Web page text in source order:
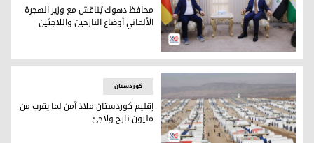
محافظ دهوك الدكتور علي تتر ووزير الهجرة الألماني يواخيم
محافظ دهوك يُناقش مع وزير الهجرة
الألماني أوضاع النازحين واللاجئين
کوردستان
إقليم كوردستان ملاذ آمن لما يقرب من
مليون نازح ولاجئ